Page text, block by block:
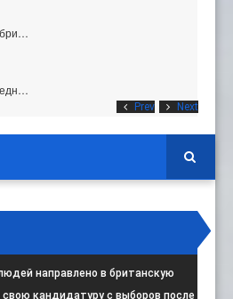
Prev Next
направлено в британскую
:
кандидатуру с выборов после